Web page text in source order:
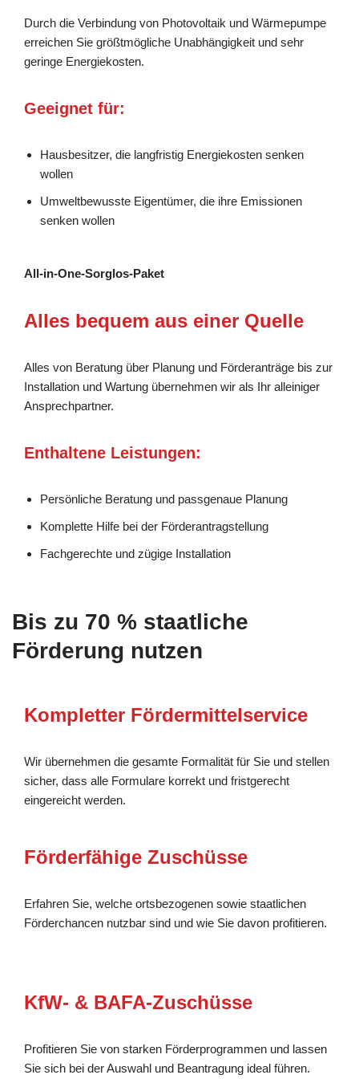
Durch die Verbindung von Photovoltaik und Wärmepumpe
erreichen Sie größtmögliche Unabhängigkeit und sehr
geringe Energiekosten.
Geeignet für:
Hausbesitzer, die langfristig Energiekosten senken
wollen
Umweltbewusste Eigentümer, die ihre Emissionen
senken wollen
All-in-One-Sorglos-Paket
Alles bequem aus einer Quelle
Alles von Beratung über Planung und Förderanträge bis zur
Installation und Wartung übernehmen wir als Ihr alleiniger
Ansprechpartner.
Enthaltene Leistungen:
Persönliche Beratung und passgenaue Planung
Komplette Hilfe bei der Förderantragstellung
Fachgerechte und zügige Installation
Bis zu 70 % staatliche
Förderung nutzen
Kompletter Fördermittelservice
Wir übernehmen die gesamte Formalität für Sie und stellen
sicher, dass alle Formulare korrekt und fristgerecht
eingereicht werden.
Förderfähige Zuschüsse
Erfahren Sie, welche ortsbezogenen sowie staatlichen
Förderchancen nutzbar sind und wie Sie davon profitieren.
KfW- & BAFA-Zuschüsse
Profitieren Sie von starken Förderprogrammen und lassen
Sie sich bei der Auswahl und Beantragung ideal führen.